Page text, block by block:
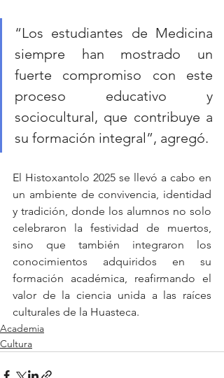
“Los estudiantes de Medicina
siempre han mostrado un
fuerte compromiso con este
proceso educativo y
sociocultural, que contribuye a
su formación integral”, agregó.
El Histoxantolo 2025 se llevó a cabo en
un ambiente de convivencia, identidad
y tradición, donde los alumnos no solo
celebraron la festividad de muertos,
sino que también integraron los
conocimientos adquiridos en su
formación académica, reafirmando el
valor de la ciencia unida a las raíces
culturales de la Huasteca.
Academia
Cultura